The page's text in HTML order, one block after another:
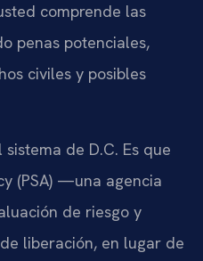
comprende las
penas potenciales,
civiles y posibles
de D.C. Es que
(PSA) —una agencia
de riesgo y
liberación, en lugar de